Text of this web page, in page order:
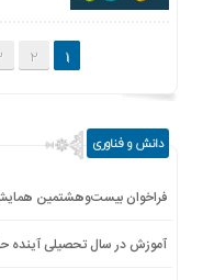
1
2
دانش و فناوری
فراخوان بیست‌وهشتمین
آموزش در سال تحصیلی